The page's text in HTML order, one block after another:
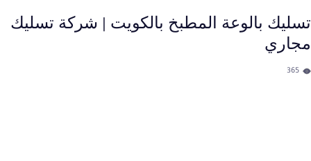
تسليك بالوعة المطبخ بالكويت​ | شركة تسليك
مجاري
365